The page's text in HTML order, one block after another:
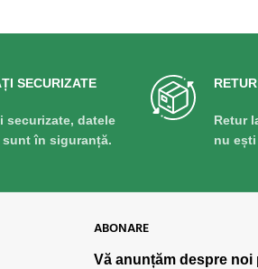
SECURIZATE
securizate, datele
sunt în siguranță.
Retur
nu
ABONARE
Vă anunțăm despre noi